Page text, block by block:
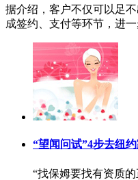
据介绍，客户不仅可以足
成签约、支付等环节，进一
“望闻问试”4步去纽
“找保姆要找有资质